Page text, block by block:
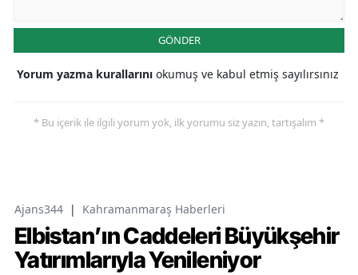
GÖNDER
Yorum yazma kurallarını okumuş ve kabul etmiş sayılırsınız
* Bu içerik ile ilgili yorum yok, ilk yorumu siz yazın, tartışalım *
Ajans344 | Kahramanmaraş Haberleri
Elbistan’ın Caddeleri Büyükşehir
Yatırımlarıyla Yenileniyor